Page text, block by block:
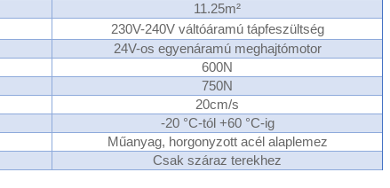
11.25m²
230V-240V váltóáramú tápfeszültség
24V-os egyenáramú meghajtómotor
600N
750N
20cm/s
-20 °C-tól +60 °C-ig
Műanyag, horgonyzott acél alaplemez
Csak száraz terekhez